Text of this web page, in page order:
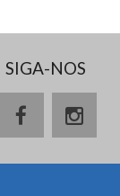
SIGA-NOS